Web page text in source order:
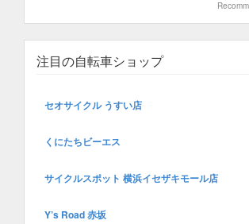
注目の自転車ショップ
セオサイクル うすい店
くにたちビーエス
サイクルスポット 横浜イセザキモール店
Y’s Road 赤坂